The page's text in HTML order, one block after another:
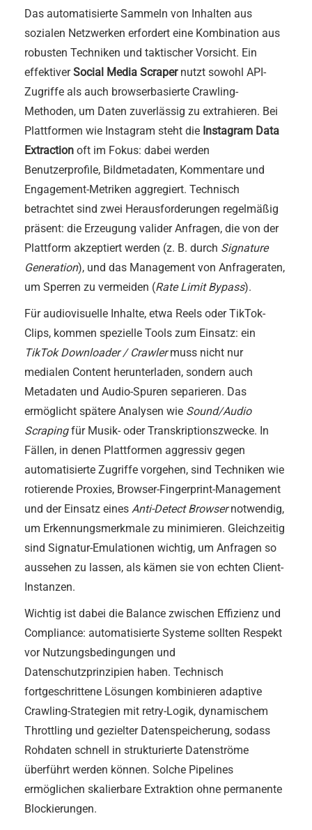
Das automatisierte Sammeln von Inhalten aus
sozialen Netzwerken erfordert eine Kombination aus
robusten Techniken und taktischer Vorsicht. Ein
effektiverSocial Media Scrapernutzt sowohl API-
Zugriffe als auch browserbasierte Crawling-
Methoden, um Daten zuverlässig zu extrahieren. Bei
Plattformen wie Instagram steht die Instagram Data
Extraction oft im Fokus: dabei werden
Benutzerprofile, Bildmetadaten, Kommentare und
Engagement-Metriken aggregiert. Technisch
betrachtet sind zwei Herausforderungen regelmäßig
präsent: die Erzeugung valider Anfragen, die von der
Plattform akzeptiert werden (z. B. durch Signature
Generation), und das Management von Anfrageraten,
um Sperren zu vermeiden (Rate Limit Bypass).
Für audiovisuelle Inhalte, etwa Reels oder TikTok-
Clips, kommen spezielle Tools zum Einsatz: ein
TikTok Downloader / Crawlermuss nicht nur
medialen Content herunterladen, sondern auch
Metadaten und Audio-Spuren separieren. Das
ermöglicht spätere Analysen wie Sound/Audio
Scrapingfür Musik- oder Transkriptionszwecke. In
Fällen, in denen Plattformen aggressiv gegen
automatisierte Zugriffe vorgehen, sind Techniken wie
rotierende Proxies, Browser-Fingerprint-Management
und der Einsatz eines Anti-Detect Browsernotwendig,
um Erkennungsmerkmale zu minimieren. Gleichzeitig
sind Signatur-Emulationen wichtig, um Anfragen so
aussehen zu lassen, als kämen sie von echten Client-
Instanzen.
Wichtig ist dabei die Balance zwischen Effizienz und
Compliance: automatisierte Systeme sollten Respekt
vor Nutzungsbedingungen und
Datenschutzprinzipien haben. Technisch
fortgeschrittene Lösungen kombinieren adaptive
Crawling-Strategien mit retry-Logik, dynamischem
Throttling und gezielter Datenspeicherung, sodass
Rohdaten schnell in strukturierte Datenströme
überführt werden können. Solche Pipelines
ermöglichen skalierbare Extraktion ohne permanente
Blockierungen.